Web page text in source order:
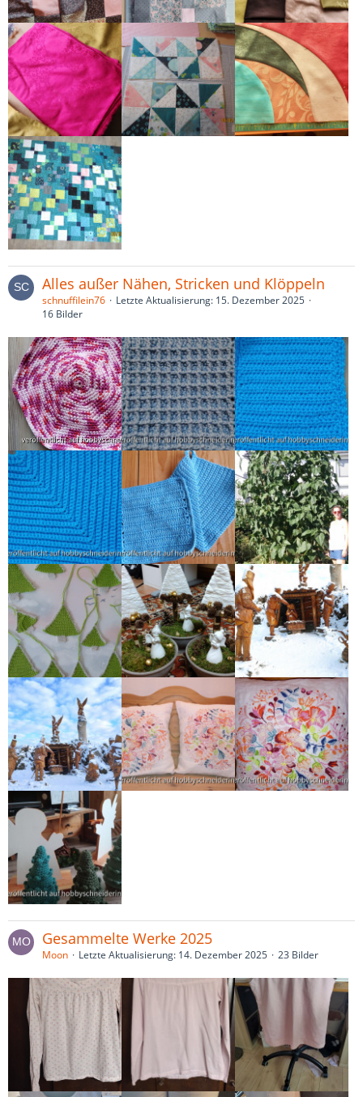
Alles außer Nähen, Stricken und Klöppeln
schnuffilein76 Letzte Aktualisierung: 15. Dezember 2025
16 Bilder
Gesammelte Werke 2025
Moon Letzte Aktualisierung: 14. Dezember 2025 23 Bilder